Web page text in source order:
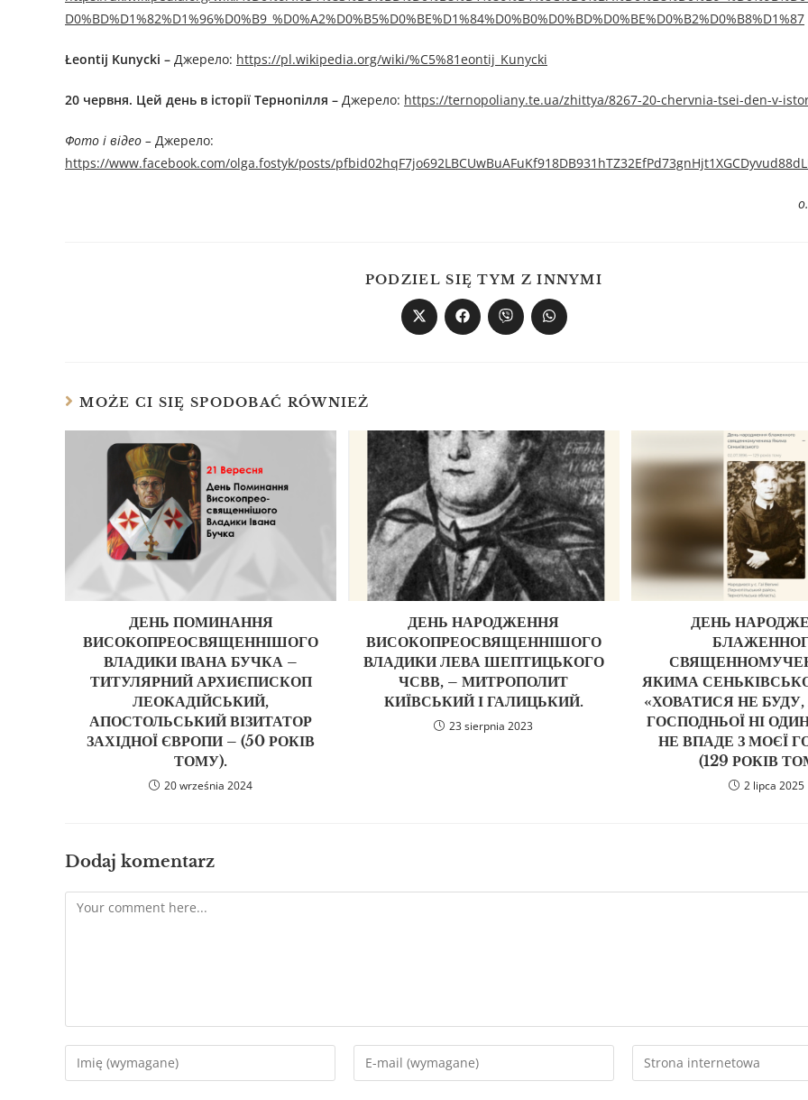
D0%BD%D1%82%D1%96%D0%B9_%D0%A2%D0%B5%D0%BE%D1%84%D0%B0%D0%BD%D0%BE%D0%B2%D0%B8%D1%87
Łeontij Kunycki – Джерелo: https://pl.wikipedia.org/wiki/%C5%81eontij_Kunycki
20 червня. Цей день в історії Тернопілля – Джерелo: https://ternopoliany.te.ua/zhittya/8267-20-chervnia-tsei-den-v-
Фото і відео – Джерелo:
https://www.facebook.com/olga.fostyk/posts/
PODZIEL SIĘ TYM Z INNYMI
MOŻE CI SIĘ SPODOBAĆ RÓWNIEŻ
ДЕНЬ ПОМИНАННЯ
ВИСОКОПРЕОСВЯЩЕННІШОГО
ВЛАДИКИ ІВАНА БУЧКА –
ТИТУЛЯРНИЙ АРХИЄПИСКОП
ЛЕОКАДІЙСЬКИЙ,
АПОСТОЛЬСЬКИЙ ВІЗИТАТОР
ЗАХІДНОЇ ЄВРОПИ – (50 РОКІВ
ТОМУ).
20 września 2024
ДЕНЬ НАРОДЖЕННЯ
ВИСОКОПРЕОСВЯЩЕННІШОГО
ВЛАДИКИ ЛЕВА ШЕПТИЦЬКОГО
ЧСВВ, – МИТРОПОЛИТ
КИЇВСЬКИЙ І ГАЛИЦЬКИЙ.
23 sierpnia 2023
ДЕНЬ
ЯКИМА
«ХОВАТИСЯ НЕ БУДУ,
ГОСПОДНЬОЇ НІ
НЕ ВПАДЕ З МОЄЇ
(129 РОКІВ
2 lipca 2025
Dodaj komentarz